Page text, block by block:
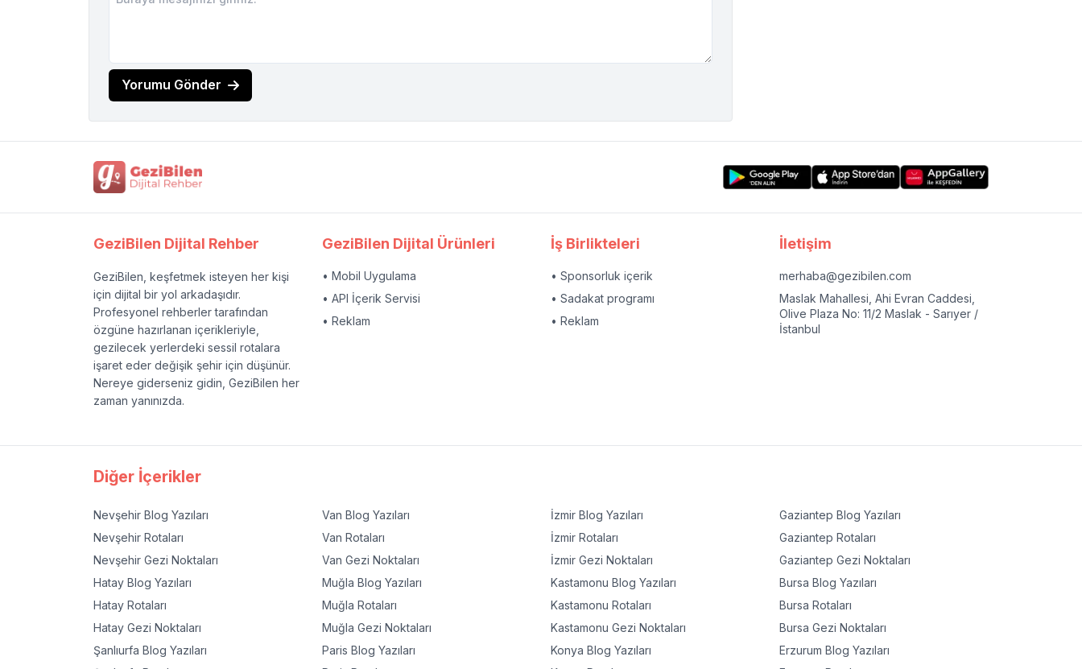
Yorumu Gönder
GeziBilen Dijital Rehber
GeziBilen, keşfetmek isteyen her kişi
için dijital bir yol arkadaşıdır.
Profesyonel rehberler tarafından
özgüne hazırlanan içerikleriyle,
gezilecek yerlerdeki sessil rotalara
işaret eder değişik şehir için düşünür.
Nereye giderseniz gidin, GeziBilen her
zaman yanınızda.
GeziBilen Dijital Ürünleri
• Mobil Uygulama
• API İçerik Servisi
• Reklam
İş Birlikteleri
• Sponsorluk içerik
• Sadakat programı
• Reklam
İletişim
merhaba@gezibilen.com
Maslak Mahallesi, Ahi Evran Caddesi,
Olive Plaza No: 11/2 Maslak - Sarıyer /
İstanbul
Diğer İçerikler
Nevşehir Blog Yazıları
Nevşehir Rotaları
Nevşehir Gezi Noktaları
Hatay Blog Yazıları
Hatay Rotaları
Hatay Gezi Noktaları
Şanlıurfa Blog Yazıları
Van Blog Yazıları
Van Rotaları
Van Gezi Noktaları
Muğla Blog Yazıları
Muğla Rotaları
Muğla Gezi Noktaları
Paris Blog Yazıları
İzmir Blog Yazıları
İzmir Rotaları
İzmir Gezi Noktaları
Kastamonu Blog Yazıları
Kastamonu Rotaları
Kastamonu Gezi Noktaları
Konya Blog Yazıları
Gaziantep Blog Yazıları
Gaziantep Rotaları
Gaziantep Gezi Noktaları
Bursa Blog Yazıları
Bursa Rotaları
Bursa Gezi Noktaları
Erzurum Blog Yazıları